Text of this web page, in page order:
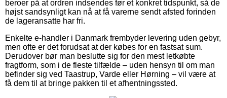
beroer på at ordren indsendes før et konkret tidspunkt, så de
højst sandsynligt kan nå at få varerne sendt afsted forinden
de lageransatte har fri.
Enkelte e-handler i Danmark frembyder levering uden gebyr,
men ofte er det forudsat at der købes for en fastsat sum.
Derudover bør man beslutte sig for den mest letkøbte
fragtform, som i de fleste tilfælde – uden hensyn til om man
befinder sig ved Taastrup, Varde eller Hørning – vil være at
få dem til at bringe pakken til et afhentningssted.